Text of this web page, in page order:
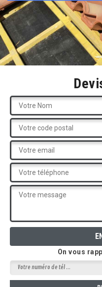
On vous